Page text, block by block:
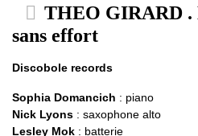
THEO GIRARD
sans effort
Discobole records
Sophia Domancich : piano
Nick Lyons : saxophone alto
Lesley Mok : batterie